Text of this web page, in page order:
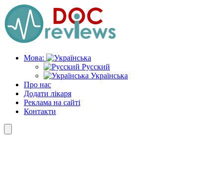
Skip
to
the
content
Мова:
Русский
Українська
Про нас
Додати лікаря
Реклама на сайті
Контакти